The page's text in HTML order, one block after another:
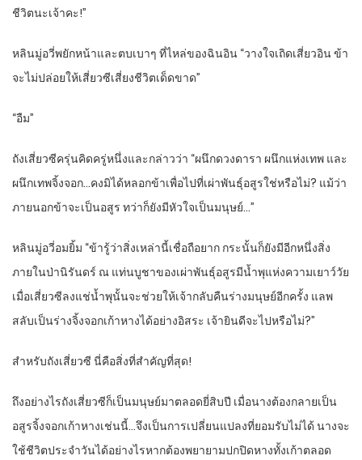
ชีวิตนะเจ้าคะ!”
หลินมู่อวี่พยักหน้าและตบเบาๆ ที่ไหล่ของฉินอิน “วางใจเถิดเสี่ยวอิน ข้า
จะไม่ปล่อยให้เสี่ยวซีเสี่ยงชีวิตเด็ดขาด”
“อืม”
ถังเสี่ยวซีครุ่นคิดครู่หนึ่งและกล่าวว่า “ผนึกดวงดารา ผนึกแห่งเทพ และ
ผนึกเทพจิ้งจอก…คงมิได้หลอกข้าเพื่อไปที่เผ่าพันธุ์อสูรใช่หรือไม่? แม้ว่า
ภายนอกข้าจะเป็นอสูร ทว่าก็ยังมีหัวใจเป็นมนุษย์…”
หลินมู่อวี่อมยิ้ม “ข้ารู้ว่าสิ่งเหล่านี้เชื่อถือยาก กระนั้นก็ยังมีอีกหนึ่งสิ่ง
ภายในป่านิรันดร์ ณ แท่นบูชาของเผ่าพันธุ์อสูรมีน้ำพุแห่งความเยาว์วัย
เมื่อเสี่ยวซีลงแช่น้ำพุนั้นจะช่วยให้เจ้ากลับคืนร่างมนุษย์อีกครั้ง แลพ
สลับเป็นร่างจิ้งจอกเก้าหางได้อย่างอิสระ เจ้ายินดีจะไปหรือไม่?”
สำหรับถังเสี่ยวซี นี่คือสิ่งที่สำคัญที่สุด!
ถึงอย่างไรถังเสี่ยวซีก็เป็นมนุษย์มาตลอดยี่สิบปี เมื่อนางต้องกลายเป็น
อสูรจิ้งจอกเก้าหางเช่นนี้…จึงเป็นการเปลี่ยนแปลงที่ยอมรับไม่ได้ นางจะ
ใช้ชีวิตประจำวันได้อย่างไรหากต้องพยายามปกปิดหางทั้งเก้าตลอด